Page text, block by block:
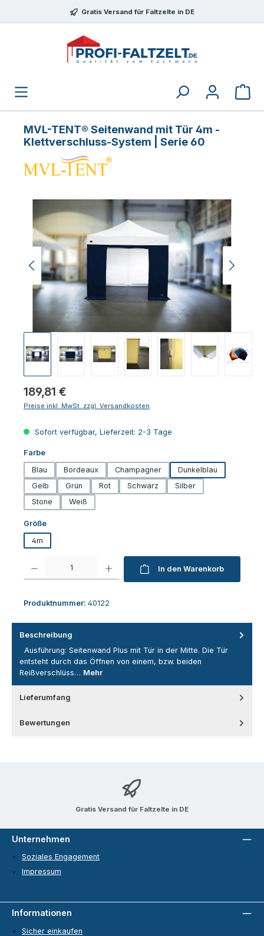
Zum Hauptinhalt springenGratis Versand für Faltzelte in DE
MVL-TENT® Seitenwand mit Tür 4m -
Klettverschluss-System | Serie 60
Regulärer Preis:
189,81 €
Preise inkl. MwSt. zzgl. Versandkosten
Sofort verfügbar, Lieferzeit: 2-3 Tage
Farbeauswählen
Blau
Bordeaux Champagner
Dunkelblau
Gelb
Grün Rot Schwarz
Silber
Stone
Weiß
Größeauswählen
4m
In den Warenkorb
Produktnummer: 40122
Beschreibung
Ausführung: Seitenwand Plus mit Tür in der Mitte. Die Tür
entsteht durch das Öffnen von einem, bzw. beiden
Reißverschlüss… Mehr
Lieferumfang
Bewertungen
Gratis Versand für Faltzelte in DE
Unternehmen
Soziales Engagement
Impressum
Informationen
Sicher einkaufen